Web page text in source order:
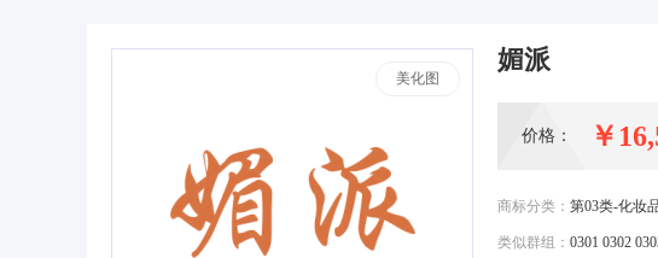
美化图
媚派
价格： ￥
商标分类： 第03类-化妆
类似群组： 0301 0302